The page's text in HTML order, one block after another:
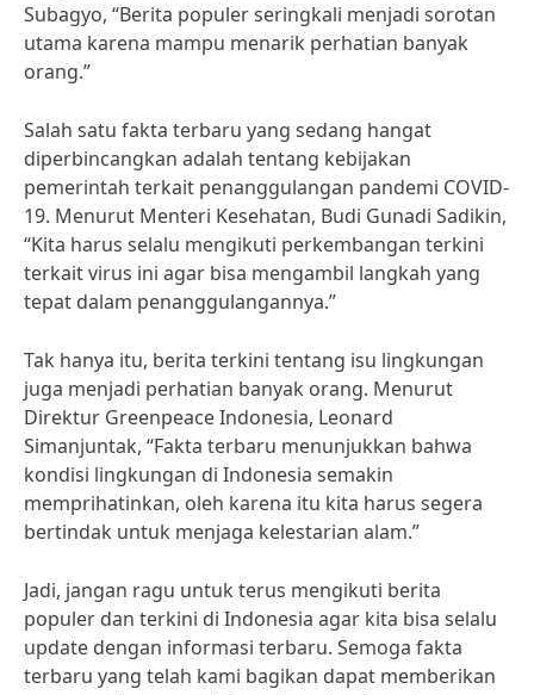
Subagyo, “Berita populer seringkali menjadi sorotan
utama karena mampu menarik perhatian banyak
orang.”
Salah satu fakta terbaru yang sedang hangat
diperbincangkan adalah tentang kebijakan
pemerintah terkait penanggulangan pandemi COVID-
19. Menurut Menteri Kesehatan, Budi Gunadi Sadikin,
“Kita harus selalu mengikuti perkembangan terkini
terkait virus ini agar bisa mengambil langkah yang
tepat dalam penanggulangannya.”
Tak hanya itu, berita terkini tentang isu lingkungan
juga menjadi perhatian banyak orang. Menurut
Direktur Greenpeace Indonesia, Leonard
Simanjuntak, “Fakta terbaru menunjukkan bahwa
kondisi lingkungan di Indonesia semakin
memprihatinkan, oleh karena itu kita harus segera
bertindak untuk menjaga kelestarian alam.”
Jadi, jangan ragu untuk terus mengikuti berita
populer dan terkini di Indonesia agar kita bisa selalu
update dengan informasi terbaru. Semoga fakta
terbaru yang telah kami bagikan dapat memberikan